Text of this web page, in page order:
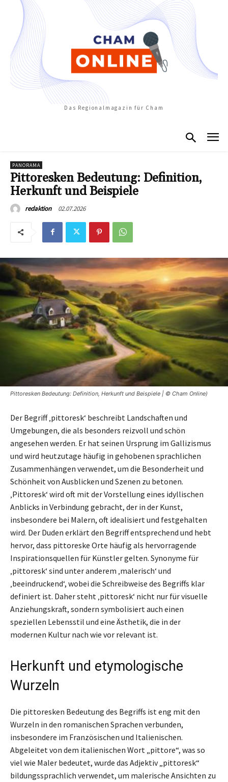
Das Regionalmagazin für Cham
PANORAMA
Pittoresken Bedeutung: Definition,
Herkunft und Beispiele
redaktion 02.07.2026
Pittoresken Bedeutung: Definition, Herkunft und Beispiele | © Cham Online)
Der Begriff ‚pittoresk‘ beschreibt Landschaften und
Umgebungen, die als besonders reizvoll und schön
angesehen werden. Er hat seinen Ursprung im Gallizismus
und wird heutzutage häufig in gehobenen sprachlichen
Zusammenhängen verwendet, um die Besonderheit und
Schönheit von Ausblicken und Szenen zu betonen.
‚Pittoresk‘ wird oft mit der Vorstellung eines idyllischen
Anblicks in Verbindung gebracht, der in der Kunst,
insbesondere bei Malern, oft idealisiert und festgehalten
wird. Der Duden erklärt den Begriff entsprechend und hebt
hervor, dass pittoreske Orte häufig als hervorragende
Inspirationsquellen für Künstler gelten. Synonyme für
‚pittoresk‘ sind unter anderem ‚malerisch‘ und
‚beeindruckend‘, wobei die Schreibweise des Begriffs klar
definiert ist. Daher steht ‚pittoresk‘ nicht nur für visuelle
Anziehungskraft, sondern symbolisiert auch einen
speziellen Lebensstil und eine Ästhetik, die in der
modernen Kultur nach wie vor relevant ist.
Herkunft und etymologische
Wurzeln
Die pittoresken Bedeutung des Begriffs ist eng mit den
Wurzeln in den romanischen Sprachen verbunden,
insbesondere im Französischen und Italienischen.
Abgeleitet von dem italienischen Wort „pittore“, was so
viel wie Maler bedeutet, wurde das Adjektiv „pittoresk“
bildungssprachlich verwendet, um malerische Ansichten zu